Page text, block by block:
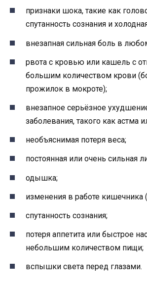
признаки шока, такие как
спутанность сознания и
внезапная сильная боль в
рвота с кровью или кашель с
большим количеством крови
прожилок в мокроте);
внезапное серьёзное
заболевания, такого как астма
необъяснимая потеря веса;
постоянная или очень сильная
одышка;
изменения в работе кишечника
спутанность сознания;
потеря аппетита или быстрое
небольшим количеством пищи;
вспышки света перед глазами.